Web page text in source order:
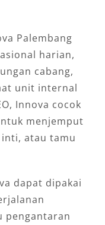
Palembang
harian,
cabang,
unit internal
Innova cocok
menjemput
atau tamu
dapat dipakai
pengantaran